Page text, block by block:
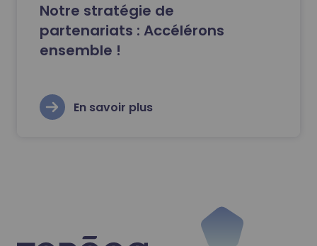
Notre stratégie de
partenariats : Accélérons
ensemble !
En savoir plus